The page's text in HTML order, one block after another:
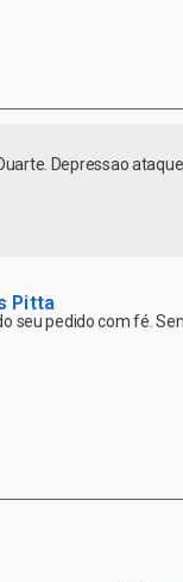
Depressao
Pitta
seu pedido com fé.